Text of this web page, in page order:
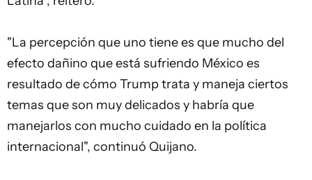
"La percepción que uno tiene es que mucho del
efecto dañino que está sufriendo México es
resultado de cómo Trump trata y maneja ciertos
temas que son muy delicados y habría que
manejarlos con mucho cuidado en la política
internacional", continuó Quijano.